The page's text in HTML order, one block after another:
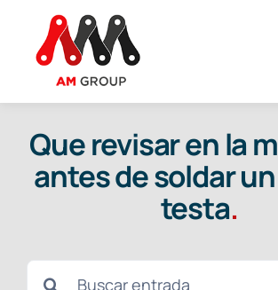
contenido
Que revisar en la
antes de soldar
testa.
Buscar: